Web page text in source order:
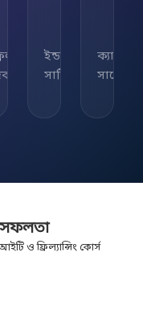
ইন্ডাস্ট্রি
সার্টিফিকেট
ক্যারিয়ার
সাপোর্ট
সফলতা
ও ফ্রিল্যান্সিং কোর্স